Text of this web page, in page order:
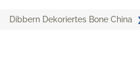
Dibbern Dekoriertes Bone China